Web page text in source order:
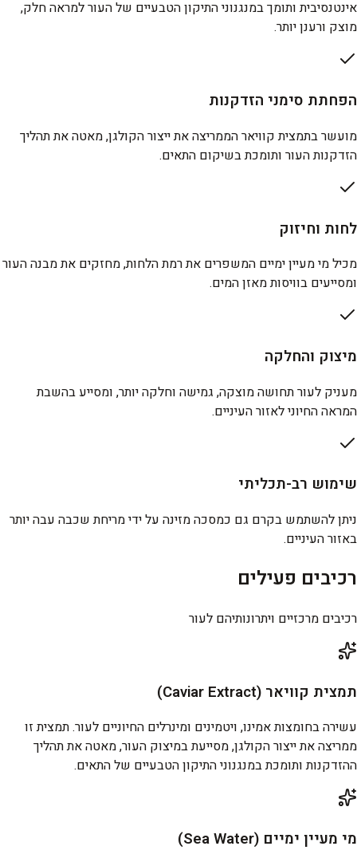
אינטנסיבית ותומך במנגנוני התיקון הטבעיים של העור למראה חלק,
מוצק ורענן יותר.
הפחתת סימני הזדקנות
מועשר בתמצית קוויאר הממריצה את ייצור הקולגן, מאטה את תהליך
הזדקנות העור ותומכת בשיקום התאים.
לחות וחיזוק
מכיל מי מעיין ימיים המשפרים את רמת הלחות, מחזקים את מבנה העור
ומסייעים בוויסות מאזן המים.
מיצוק והחלקה
מעניק לעור תחושה מוצקה, גמישה וחלקה יותר, ומסייע בהשבת
המראה החיוני לאזור העיניים.
שימוש רב-תכליתי
ניתן להשתמש בקרם גם כמסכה מזינה על ידי מריחת שכבה עבה יותר
באזור העיניים.
רכיבים פעילים
רכיבים מרכזיים ויתרונותיהם לעור
תמצית קוויאר (Caviar Extract)
עשירה בחומצות אמינו, ויטמינים ומינרלים החיוניים לעור. תמצית זו
ממריצה את ייצור הקולגן, מסייעת במיצוק העור, מאטה את תהליך
ההזדקנות ותומכת במנגנוני התיקון הטבעיים של התאים.
מי מעיין ימיים (Sea Water)